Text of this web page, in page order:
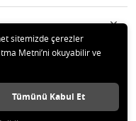
Hizm. San. ve Tic. A.Ş. Tüm
sitemizde çerezler
Metni’ni okuyabilir ve
Tümünü Kabul Et